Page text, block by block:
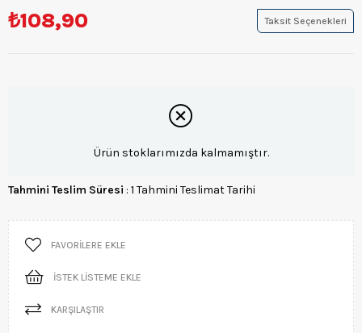
₺108,90 Taksit Seçenekleri
Ürün stoklarımızda kalmamıştır.
Tahmini Teslim Süresi : 1 Tahmini Teslimat Tarihi
FAVORILERE EKLE
İSTEK LISTEME EKLE
KARŞILAŞTIR